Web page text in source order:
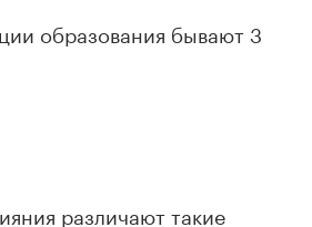
образования бывают 3
различают такие